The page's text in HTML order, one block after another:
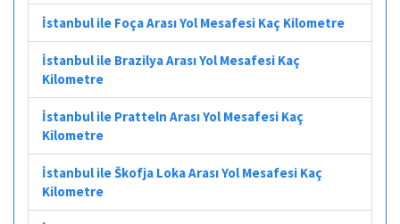
İstanbul ile Foça Arası Yol Mesafesi Kaç Kilometre
İstanbul ile Brazilya Arası Yol Mesafesi Kaç
Kilometre
İstanbul ile Pratteln Arası Yol Mesafesi Kaç
Kilometre
İstanbul ile Škofja Loka Arası Yol Mesafesi Kaç
Kilometre